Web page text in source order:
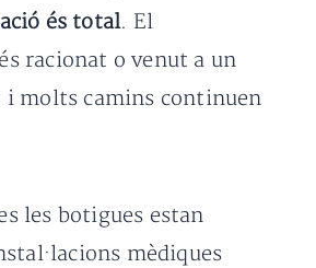
és total. El
racionat o venut a un
molts camins continuen
les botigues estan
mèdiques